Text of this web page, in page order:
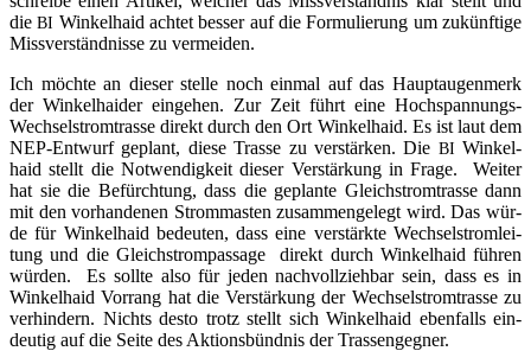
dieBI Win­kel­haid ach­tet bes­ser auf die For­mu­lie­rung um zukünf­ti­ge
Miss­ver­ständ­nis­se zu vermeiden.
Ich möch­te an die­ser stel­le noch ein­mal auf das Haupt­au­gen­merk
der Win­kel­hai­der ein­ge­hen. Zur Zeit führt eine Hoch­span­nungs-
Wech­sel­strom­tras­se direkt durch den Ort Win­kel­haid. Es ist laut dem
NEP-Ent­wurf geplant, die­se Tras­se zu ver­stär­ken. Die BI Win­kel­
haid stellt die Not­wen­dig­keit die­ser Ver­stär­kung in Fra­ge. Wei­ter
hat sie die Befürch­tung, dass die geplan­te Gleich­strom­tras­se dann
mit den vor­han­de­nen Strom­mas­ten zusam­men­ge­legt wird. Das wür­
de für Win­kel­haid bedeu­ten, dass eine ver­stärk­te Wech­sel­strom­lei­
tung und die Gleich­strom­pas­sa­ge direkt durch Win­kel­haid füh­ren
wür­den. Es soll­te also für jeden nach­voll­zieh­bar sein, dass es in
Win­kel­haid Vor­rang hat die Ver­stär­kung der Wech­sel­strom­tras­se zu
ver­hin­dern. Nichts des­to trotz stellt sich Win­kel­haid eben­falls ein­
deu­tig auf die Sei­te des Akti­ons­bünd­nis der Trassengegner.